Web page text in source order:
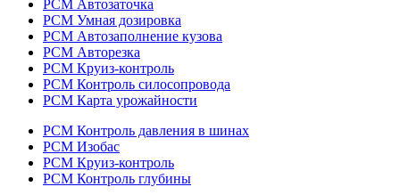
РСМ Автозаточка
РСМ Умная дозировка
РСМ Автозаполнение кузова
РСМ Авторезка
РСМ Круиз-контроль
РСМ Контроль силосопровода
РСМ Карта урожайности
РСМ Контроль давления в шинах
РСМ Изобас
РСМ Круиз-контроль
РСМ Контроль глубины